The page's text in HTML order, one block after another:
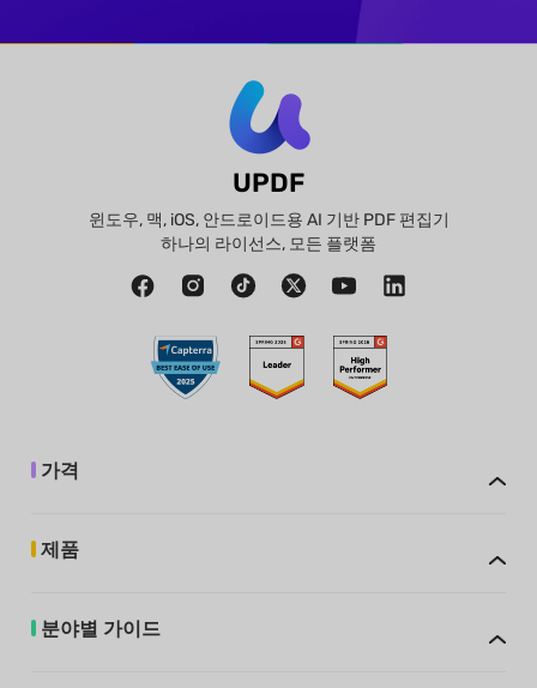
UPDF
윈도우, 맥, iOS, 안드로이드용 AI 기반 PDF 편집기
하나의 라이선스, 모든 플랫폼
가격
제품
분야별 가이드